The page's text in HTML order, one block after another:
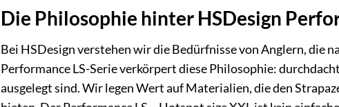
Die Philosophie hinter HSDesign
Bei HSDesign verstehen wir die Bedürfnisse von Anglern, die
Performance LS-Serie verkörpert diese Philosophie:
ausgelegt sind. Wir legen Wert auf Materialien, die den